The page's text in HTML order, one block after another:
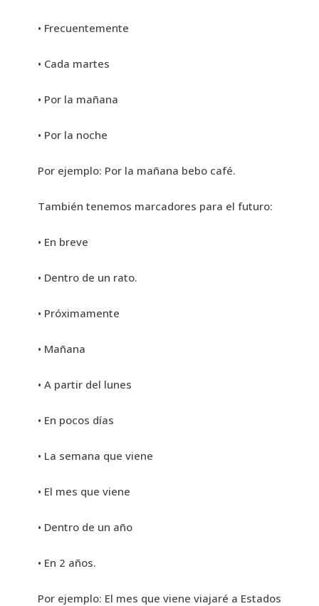
• Frecuentemente
• Cada martes
• Por la mañana
• Por la noche
Por ejemplo: Por la mañana bebo café.
También tenemos marcadores para el futuro:
• En breve
• Dentro de un rato.
• Próximamente
• Mañana
• A partir del lunes
• En pocos días
• La semana que viene
• El mes que viene
• Dentro de un año
• En 2 años.
Por ejemplo: El mes que viene viajaré a Estados